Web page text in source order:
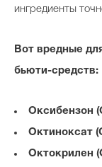
ингредиенты
Вот вредные
бьюти-средств:
Оксибензон
Октиноксат
Октокрилен